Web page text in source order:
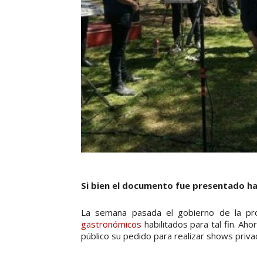
Si bien el documento fue presentado
La semana pasada el gobierno de la
gastronómicos habilitados para tal fin.
público su pedido para realizar shows